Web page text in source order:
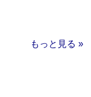
もっと見る »